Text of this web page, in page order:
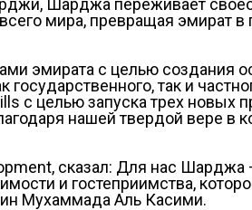
Шарджа переживает
мира, превращая эмират в
эмирата с целью создания
так и
с целью запуска трех новых
нашей твердой вере в
сказал: Для нас Шарджа
и гостеприимства,
Мухаммада Аль Касими.